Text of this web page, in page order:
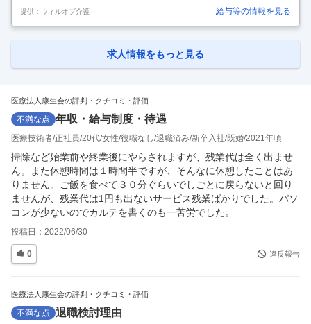
スタッフが丁寧に指導してくれます。 当施設でキャリアアップも可能で
す！ ぜひお気軽にお問い合わせください！ 皆様からのご応募お待ちして
おります！ 医療法人康生会弥刀中央病院/求人/介護職員/正社員/通所リ
ＯＭＰＯケアは「みなさんが安心して長く働ける環境づくり」に力を入
提供：ウィルオブ介護 給与等の情報を見る
求人情報をもっと見る
医療法人康生会の評判・クチコミ・評価
不満な点 年収・給与制度・待遇
医療技術者 正社員 20代 女性 役職なし 退職済み 新卒入社 既婚 2021年頃
掃除など始業前や終業後にやらされますが、残業代は全く出ませ
ん。また休憩時間は１時間半ですが、そんなに休憩したことはあ
りません。ご飯を食べて３０分ぐらいでしごとに戻らないと回り
ませんが、残業代は1円も出ないサービス残業ばかりでした。パソ
コンが少ないのでカルテを書くのも一苦労でした。
投稿日： 2022/06/30
0 違反報告
医療法人康生会の評判・クチコミ・評価
不満な点 退職検討理由